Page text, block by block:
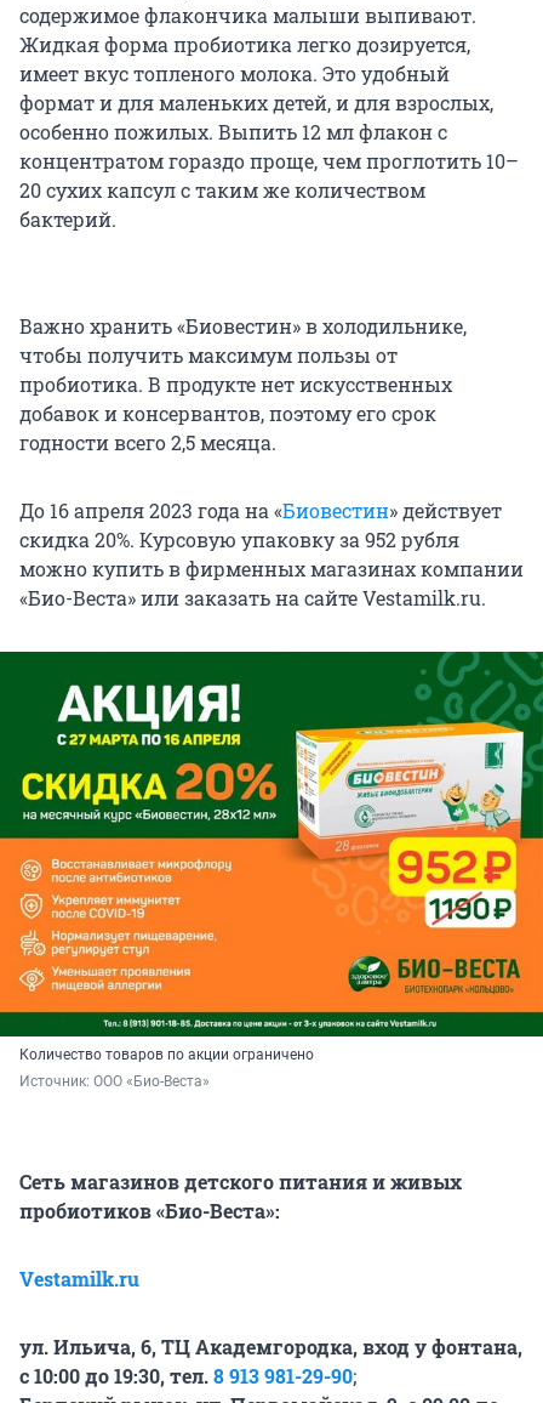
содержимое флакончика малыши выпивают.
Жидкая форма пробиотика легко дозируется,
имеет вкус топленого молока. Это удобный
формат и для маленьких детей, и для взрослых,
особенно пожилых. Выпить 12 мл флакон с
концентратом гораздо проще, чем проглотить 10–
20 сухих капсул с таким же количеством
бактерий.
Важно хранить «Биовестин» в холодильнике,
чтобы получить максимум пользы от
пробиотика. В продукте нет искусственных
добавок и консервантов, поэтому его срок
годности всего 2,5 месяца.
До 16 апреля 2023 года на «Биовестин» действует
скидка 20%. Курсовую упаковку за 952 рубля
можно купить в фирменных магазинах компании
«Био-Веста» или заказать на сайте Vestamilk.ru.
Количество товаров по акции ограничено
Источник: ООО «Био-Веста»
Сеть магазинов детского питания и живых
пробиотиков «Био-Веста»:
Vestamilk.ru
ул. Ильича, 6, ТЦ Академгородка, вход у фонтана,
с 10:00 до 19:30, тел.8 913 981-29-90;